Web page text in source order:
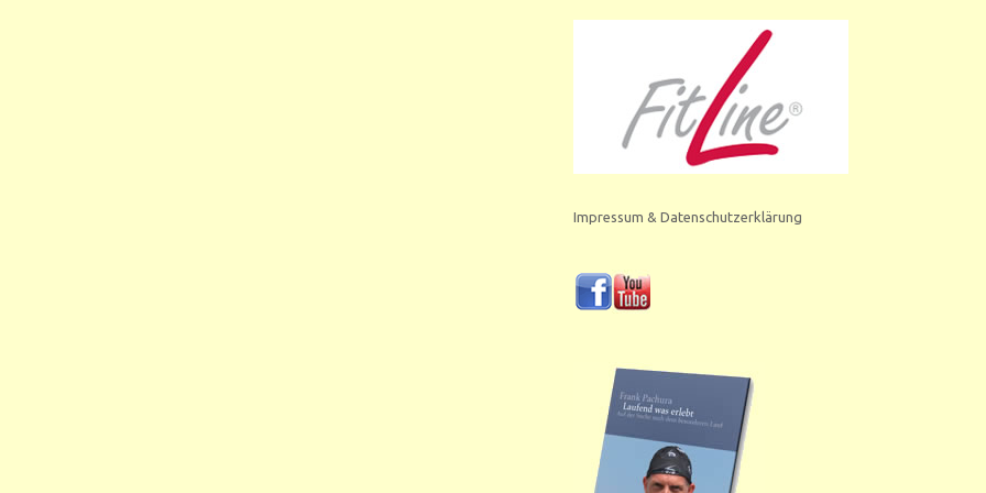
Impressum & Datenschutzerklärung